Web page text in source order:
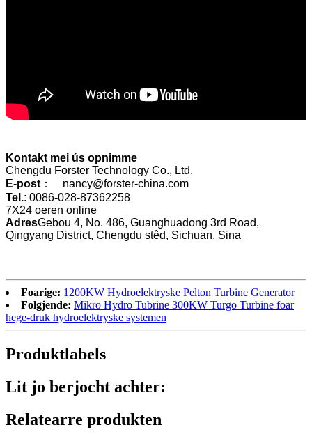
Kontakt mei ús opnimme
Chengdu Forster Technology Co., Ltd.
E-post ： nancy@forster-china.com
Tel.: 0086-028-87362258
7X24 oeren online
AdresGebou 4, No. 486, Guanghuadong 3rd Road,
Qingyang District, Chengdu stêd, Sichuan, Sina
Foarige: 1200KW Hydroelektryske Pelton Turbine Generator
Folgjende: Mikro Hydro Tubrine 300KW Turgo Turbine foar
hege-druk hydroelektryske systemen
Produktlabels
Lit jo berjocht achter:
Relatearre produkten